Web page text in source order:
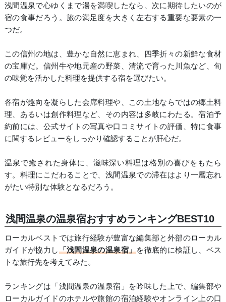
浅間温泉で心ゆくまで湯を満喫したなら、次に期待したいのが
宿の食事だろう。旅の満足度を大きく左右する重要な要素の一
つだ。
この信州の地は、豊かな自然に恵まれ、四季折々の新鮮な食材
の宝庫だ。信州牛や地元産の野菜、清流で育った川魚など、旬
の味覚を活かした料理を提供する宿を選びたい。
各宿が趣向を凝らした会席料理や、この土地ならではの郷土料
理、あるいは創作料理など、その内容は多岐にわたる。宿泊予
約前には、公式サイトの写真や口コミサイトの評価、特に食事
に関するレビューをしっかり確認することが肝心だ。
温泉で癒された身体に、滋味深い料理は格別の喜びをもたら
す。料理にこだわることで、浅間温泉での滞在はより一層忘れ
がたい特別な体験となるだろう。
浅間温泉の温泉宿おすすめランキングBEST10
ローカルベストでは旅行経験が豊富な編集部と外部のローカル
ガイドが協力し「浅間温泉の温泉宿」を徹底的に検証し、ベス
トな旅行先を考えてみた。
ランキングは「浅間温泉の温泉宿」を吟味した上で、編集部や
ローカルガイドのホテルや旅館の宿泊経験やオンライン上の口